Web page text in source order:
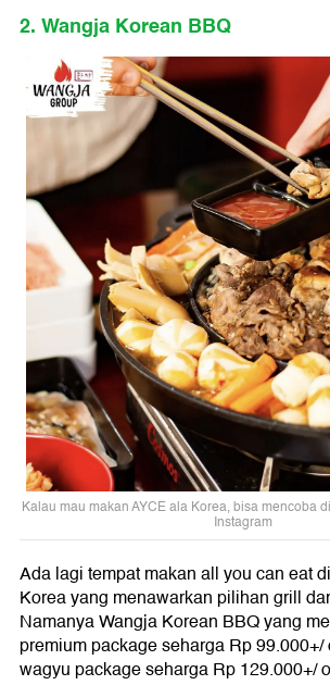
2. Wangja Korean BBQ
Kalau mau makan AYCE ala Korea, bisa mencoba
Instagram
Ada lagi tempat makan all you can eat
Korea yang menawarkan pilihan grill
Namanya Wangja Korean BBQ yang
premium package seharga Rp
wagyu package seharga Rp 129.000+/